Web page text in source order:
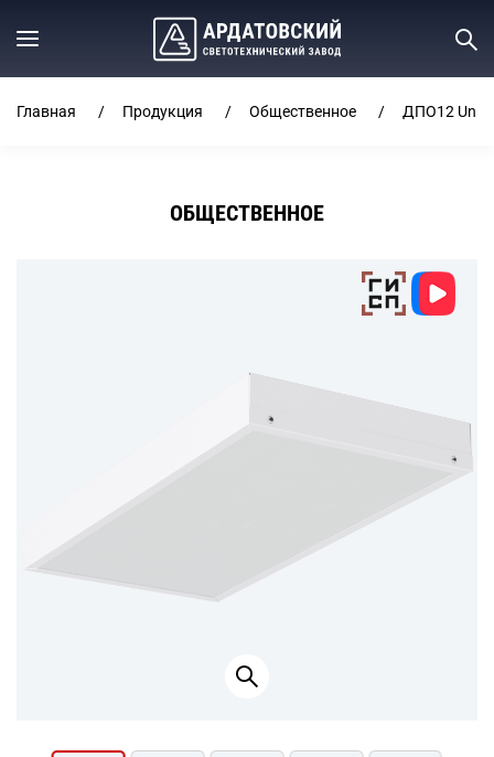
Главная Продукция Общественное ДПО12
ОБЩЕСТВЕННОЕ